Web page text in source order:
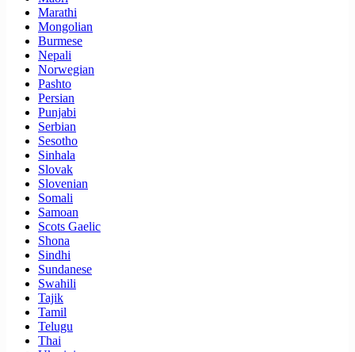
Marathi
Mongolian
Burmese
Nepali
Norwegian
Pashto
Persian
Punjabi
Serbian
Sesotho
Sinhala
Slovak
Slovenian
Somali
Samoan
Scots Gaelic
Shona
Sindhi
Sundanese
Swahili
Tajik
Tamil
Telugu
Thai